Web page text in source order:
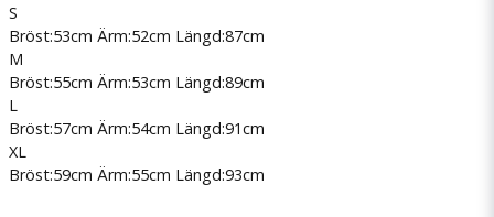
S
Bröst:53cm Ärm:52cm Längd:87cm
M
Bröst:55cm Ärm:53cm Längd:89cm
L
Bröst:57cm Ärm:54cm Längd:91cm
XL
Bröst:59cm Ärm:55cm Längd:93cm